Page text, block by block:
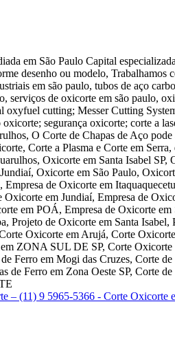
em São Paulo Capital
desenho ou modelo,
em são paulo, tubos de aço
de oxicorte em são paulo,
cutting; Messer Cutting
segurança oxicorte; corte a
O Corte de Chapas de Aço
Corte a Plasma e Corte em
Oxicorte em Santa Isabel
Oxicorte em São Paulo,
de Oxicorte em
em Jundiaí, Empresa de
em POÁ, Empresa de Oxicorte
Projeto de Oxicorte em Santa
Oxicorte em Arujá, Corte
ZONA SUL DE SP, Corte
Ferro em Mogi das Cruzes, Corte
Ferro em Zona Oeste SP, Corte